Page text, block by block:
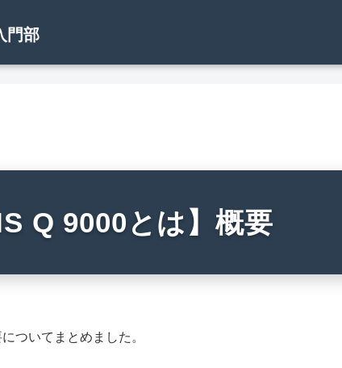
門部
Q 9000とは】概要
ついてまとめました。